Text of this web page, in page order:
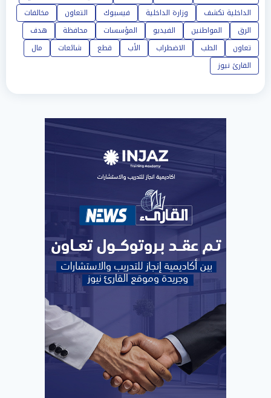
الداخلية تكشف
وزارة الداخلية فيسبوك التعاون
مخالفات
الرق
المواطنين الفيديو المؤسسات محافظة
هدف
تعاون
الطب الاضطراب الأب قطع شائعات
مال
القارئ نيوز